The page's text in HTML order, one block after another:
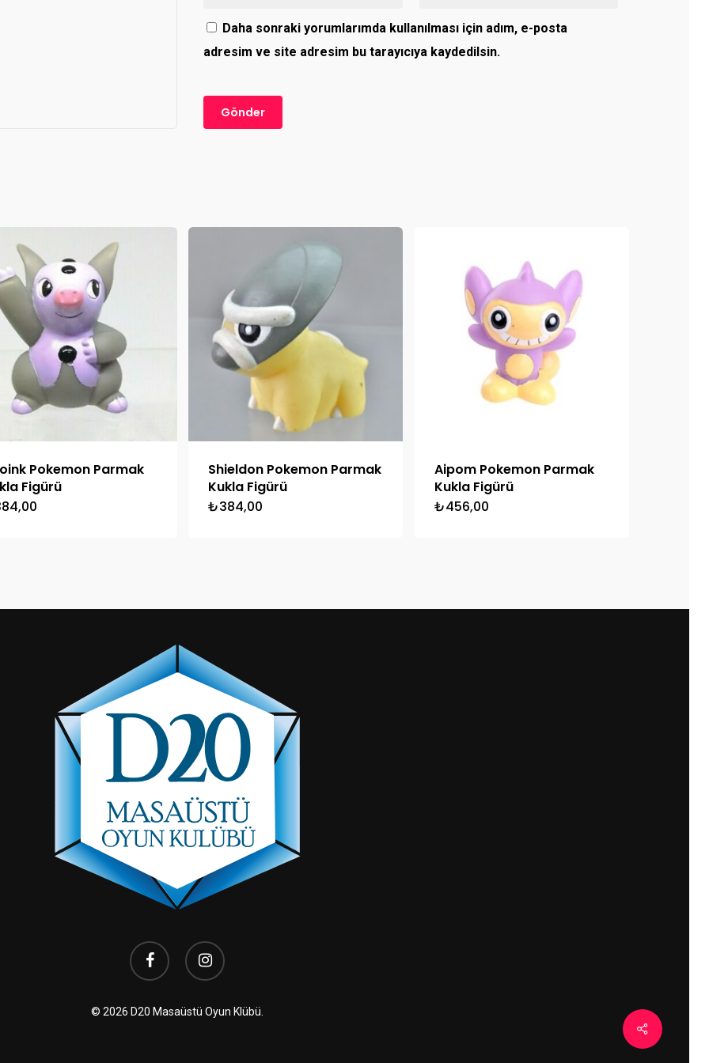
Daha sonraki yorumlarımda kullanılması için adım, e-posta
adresim ve site adresim bu tarayıcıya kaydedilsin.
Pokemon Parmak
Figürü
Shieldon Pokemon Parmak
Kukla Figürü
₺384,00
Aipom Pokemon Parmak
Kukla Figürü
₺456,00
facebook instagram
© 2026 D20 Masaüstü Oyun Klübü.